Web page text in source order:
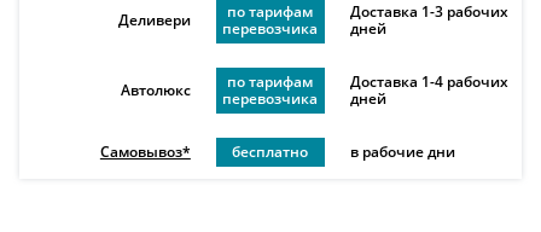
Деливери
по тарифам
перевозчика
Доставка 1-3 рабочих
дней
Автолюкс
по тарифам
перевозчика
Доставка 1-4 рабочих
дней
Самовывоз* бесплатно в рабочие дни